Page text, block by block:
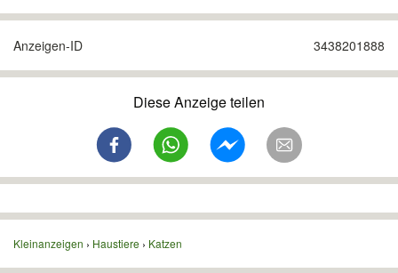
Anzeigen-ID 3438201888
Diese Anzeige teilen
Kleinanzeigen Haustiere Katzen